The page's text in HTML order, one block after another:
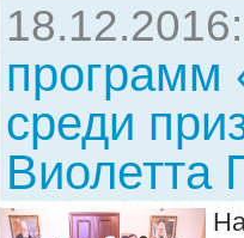
программ
среди
Виолетта